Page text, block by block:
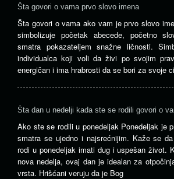
Šta govori o vama prvo slovo imena
Šta govori o vama ako vam je prvo slovo
simbolizuje početak abecede, početno
smatra pokazateljem snažne ličnosti.
individualca koji voli da živi po svojim
energičan i ima hrabrosti da se bori za svoje
Šta dan u nedelji kada ste se rodili govori o
Ako ste se rodili u ponedeljak Ponedeljak je
smatra se ujedno i najsrećnijim. Kaže se
rodi u ponedeljak imati dug i uspešan život.
nova nedelja, ovaj dan je idealan za
vrsta. Hrišćani veruju da je Bog